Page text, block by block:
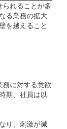
れることが多
る業務の拡大
を越えること
に対する意欲
期、社員は以
り、刺激が減